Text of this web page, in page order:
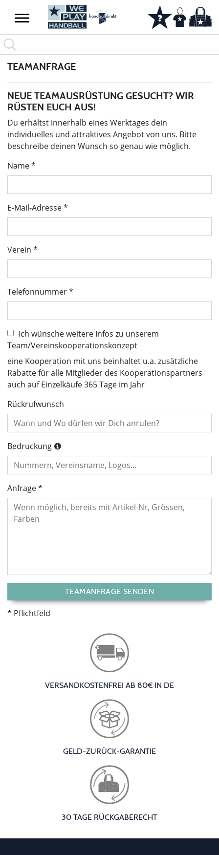
TEAMANFRAGE
NEUE TEAMAUSRÜSTUNG GESUCHT? WIR
RÜSTEN EUCH AUS!
Du erhältst innerhalb eines Werktages dein
individuelles und attraktives Angebot von uns. Bitte
beschreibe deinen Wunsch so genau wie möglich.
Name
E-Mail-Adresse
Verein
Telefonnummer
Ich wünsche weitere Infos zu unserem
Team/Vereinskooperationskonzept
eine Kooperation mit uns beinhaltet u.a. zusätzliche
Rabatte für alle Mitglieder des Kooperationspartners
auch auf Einzelkäufe 365 Tage im Jahr
Rückrufwunsch
Bedruckung
Anfrage
TEAMANFRAGE SENDEN
Pflichtfeld
VERSANDKOSTENFREI AB 80€ IN DE
GELD-ZURÜCK-GARANTIE
30 TAGE RÜCKGABERECHT